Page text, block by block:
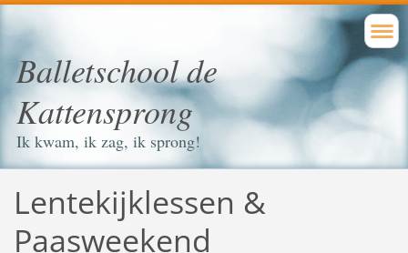
Balletschool de
Kattensprong
Ik kwam, ik zag, ik sprong!
Lentekijklessen &
Paasweekend